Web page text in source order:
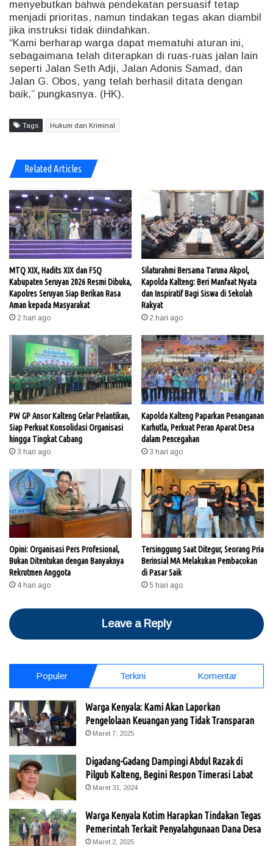
menyebutkan bahwa pendekatan persuasif tetap
menjadi prioritas, namun tindakan tegas akan diambil
jika instruksi tidak diindahkan.
“Kami berharap warga dapat mematuhi aturan ini,
sebagaimana telah diterapkan di ruas-ruas jalan lain
seperti Jalan Seth Adji, Jalan Adonis Samad, dan
Jalan G. Obos, yang telah berhasil ditata dengan
baik,” pungkasnya. (HK).
Tags Hukum dan Kriminal
Related Articles
MTQ XIX, Hadits XIX dan FSQ
Kabupaten Seruyan 2026 Resmi Dibuka,
Kapolres Seruyan Siap Berikan Rasa
Aman kepada Masyarakat
2 hari ago
Silaturahmi Bersama Taruna Akpol,
Kapolda Kalteng: Beri Manfaat Nyata
dan Inspiratif Bagi Siswa di Sekolah
Rakyat
2 hari ago
PW GP Ansor Kalteng Gelar Pelantikan,
Siap Perkuat Konsolidasi Organisasi
hingga Tingkat Cabang
3 hari ago
Kapolda Kalteng Paparkan Penanganan
Karhutla, Perkuat Peran Aparat Desa
dalam Pencegahan
3 hari ago
Opini: Organisasi Pers Profesional,
Bukan Ditentukan dengan Banyaknya
Rekrutmen Anggota
4 hari ago
Tersinggung Saat Ditegur, Seorang Pria
Berinsial MA Melakukan Pembacokan
di Pasar Saik
5 hari ago
Leave a Reply
Populer Terkini Komentar
Warga Kenyala: Kami Akan Laporkan
Pengelolaan Keuangan yang Tidak Transparan
Maret 7, 2025
Digadang-Gadang Dampingi Abdul Razak di
Pilgub Kalteng, Begini Respon Timerasi Labat
Maret 31, 2024
Warga Kenyala Kotim Harapkan Tindakan Tegas
Pemerintah Terkait Penyalahgunaan Dana Desa
Maret 2, 2025